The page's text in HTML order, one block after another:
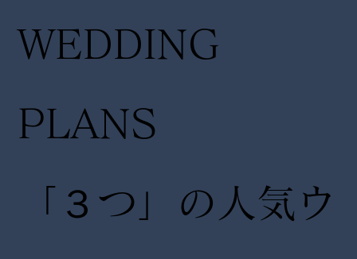
WEDDING
PLANS
「３つ」の人気ウ